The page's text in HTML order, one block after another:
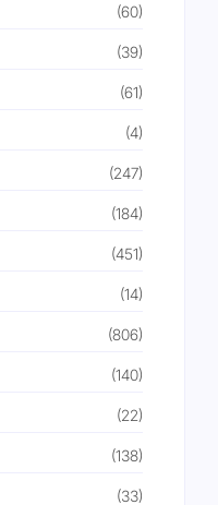
(60)
(39)
(61)
(4)
(247)
(184)
(451)
(14)
(806)
(140)
(22)
(138)
(33)